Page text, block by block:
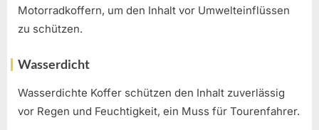
Motorradkoffern, um den Inhalt vor Umwelteinflüssen
zu schützen.
Wasserdicht
Wasserdichte Koffer schützen den Inhalt zuverlässig
vor Regen und Feuchtigkeit, ein Muss für Tourenfahrer.